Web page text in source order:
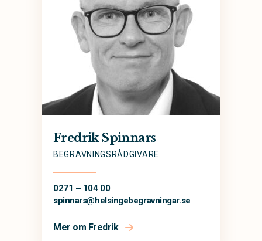
Fredrik Spinnars
BEGRAVNINGSRÅDGIVARE
0271 – 104 00
spinnars@helsingebegravningar.se
Mer om Fredrik